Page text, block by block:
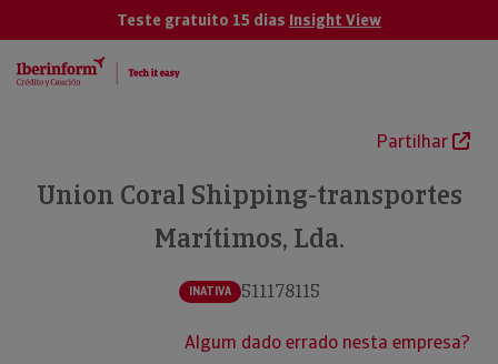
Teste gratuito 15 dias Insight View
Partilhar
Union Coral Shipping-transportes
Marítimos, Lda.
INATIVA 511178115
Algum dado errado nesta empresa?